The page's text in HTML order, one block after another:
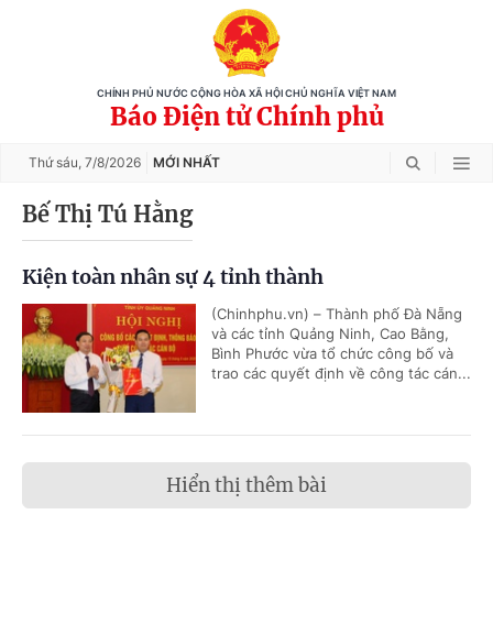
CHÍNH PHỦ NƯỚC CỘNG HÒA XÃ HỘI CHỦ NGHĨA VIỆT NAM
Báo Điện tử Chính phủ
Thứ sáu, 7/8/2026 MỚI NHẤT
Bế Thị Tú Hằng
Kiện toàn nhân sự 4 tỉnh thành
(Chinhphu.vn) – Thành phố Đà Nẵng
và các tỉnh Quảng Ninh, Cao Bằng,
Bình Phước vừa tổ chức công bố và
trao các quyết định về công tác cán...
Hiển thị thêm bài